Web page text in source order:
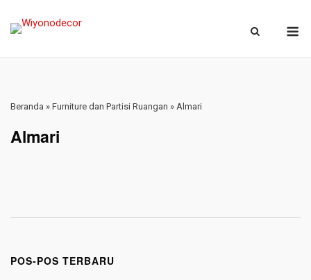
Beranda » Furniture dan Partisi Ruangan » Almari
Almari
POS-POS TERBARU